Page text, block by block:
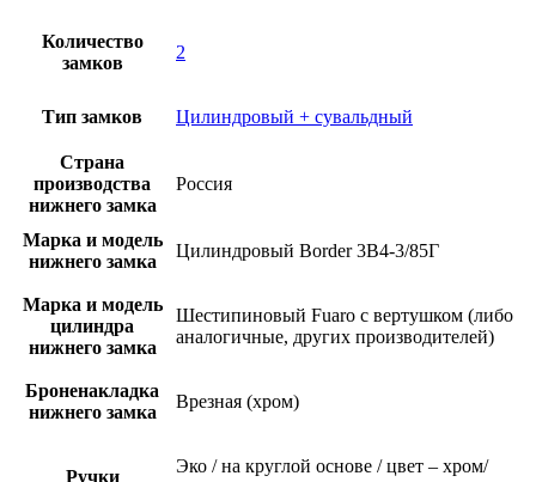
Количество
замков
2
Тип замков Цилиндровый + сувальдный
Страна
производства
нижнего замка
Россия
Марка и модель
нижнего замка
Цилиндровый Border 3В4-3/85Г
Марка и модель
цилиндра
нижнего замка
Шестипиновый Fuaro с вертушком (либо
аналогичные, других производителей)
Броненакладка
нижнего замка
Врезная (хром)
Ручки
Эко / на круглой основе / цвет – хром/